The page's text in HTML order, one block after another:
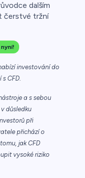
dalším
čerstvé tržní
investování do
CFD.
a s sebou
důsledku
při
přichází o
jak CFD
vysoké riziko